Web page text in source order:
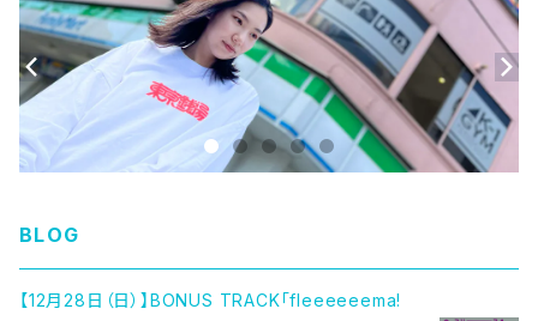
BLOG
【12月28日（日）】BONUS TRACK「fleeeeeema!